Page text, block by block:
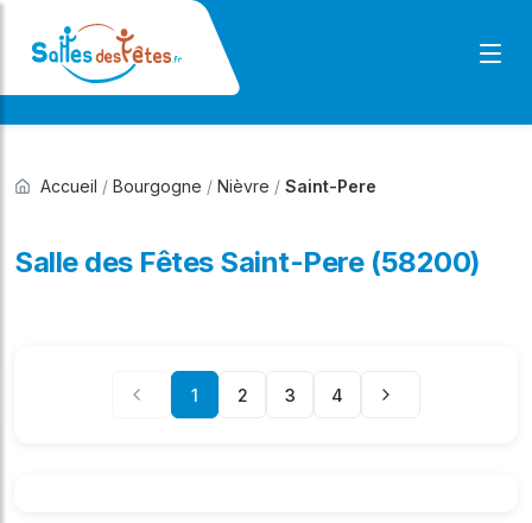
Accueil / Bourgogne / Nièvre / Saint-Pere
Salle des Fêtes Saint-Pere (58200)
1 2 3 4